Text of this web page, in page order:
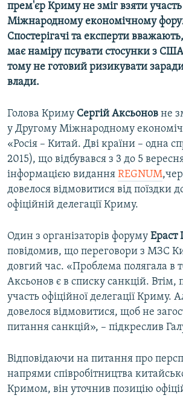
прем'єр Криму не зміг взяти
Міжнародному економічному
Спостерігачі та експерти
має наміру псувати стосунки з
тому не готовий ризикувати
влади.
Голова Криму Сергій Аксьонов не
у Другому Міжнародному
«Росія – Китай. Дві країни – одна
2015), що відбувався з 3 до 5
інформацією видання REGNUM
довелося відмовитися від поїздки
офіційній делегації Криму.
Один з організаторів форуму Ераст
повідомив, що переговори з МЗС
довгий час. «Проблема полягала в
Аксьонов є в списку санкцій. Втім,
участь офіційної делегації Криму.
довелося відмовитися, щоб не
питання санкцій», – підкреслив
Відповідаючи на питання про
напрями співробітництва
Кримом, він уточнив позицію